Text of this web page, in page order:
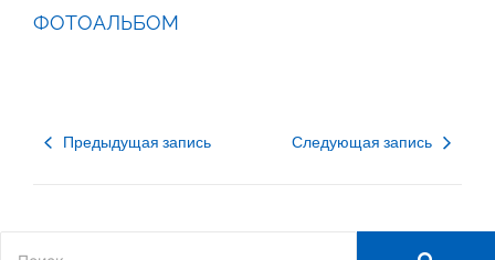
ФОТОАЛЬБОМ
Предыдущая запись Следующая запись